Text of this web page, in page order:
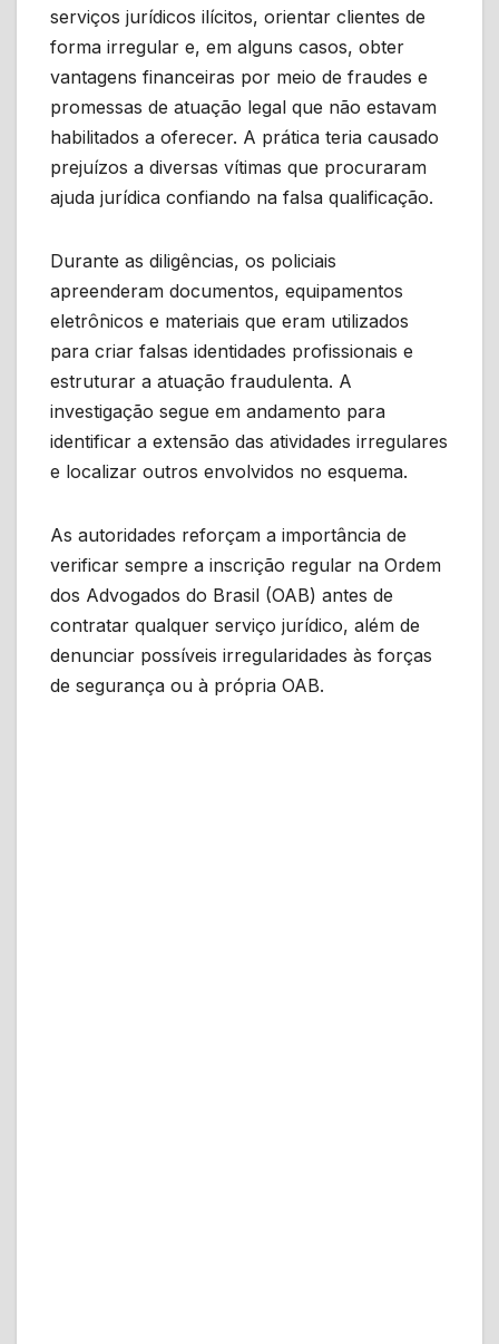
serviços jurídicos ilícitos, orientar clientes de
forma irregular e, em alguns casos, obter
vantagens financeiras por meio de fraudes e
promessas de atuação legal que não estavam
habilitados a oferecer. A prática teria causado
prejuízos a diversas vítimas que procuraram
ajuda jurídica confiando na falsa qualificação.
Durante as diligências, os policiais
apreenderam documentos, equipamentos
eletrônicos e materiais que eram utilizados
para criar falsas identidades profissionais e
estruturar a atuação fraudulenta. A
investigação segue em andamento para
identificar a extensão das atividades irregulares
e localizar outros envolvidos no esquema.
As autoridades reforçam a importância de
verificar sempre a inscrição regular na Ordem
dos Advogados do Brasil (OAB) antes de
contratar qualquer serviço jurídico, além de
denunciar possíveis irregularidades às forças
de segurança ou à própria OAB.